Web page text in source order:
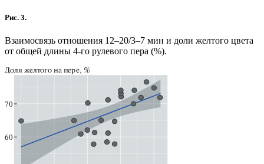
Рис. 3.
Взаимосвязь отношения 12–20/3–7 мин и доли желтого цвета
от общей длины 4-го рулевого пера (%).